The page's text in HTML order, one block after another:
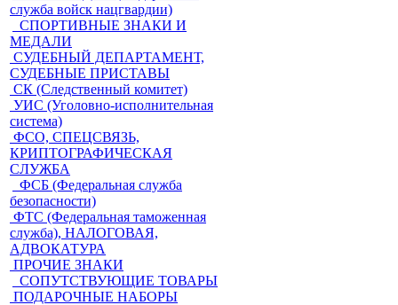
служба войск нацгвардии)
СПОРТИВНЫЕ ЗНАКИ И
МЕДАЛИ
СУДЕБНЫЙ ДЕПАРТАМЕНТ,
СУДЕБНЫЕ ПРИСТАВЫ
СК (Следственный комитет)
УИС (Уголовно-исполнительная
система)
ФСО, СПЕЦСВЯЗЬ,
КРИПТОГРАФИЧЕСКАЯ
СЛУЖБА
ФСБ (Федеральная служба
безопасности)
ФТС (Федеральная таможенная
служба), НАЛОГОВАЯ,
АДВОКАТУРА
ПРОЧИЕ ЗНАКИ
СОПУТСТВУЮЩИЕ ТОВАРЫ
ПОДАРОЧНЫЕ НАБОРЫ